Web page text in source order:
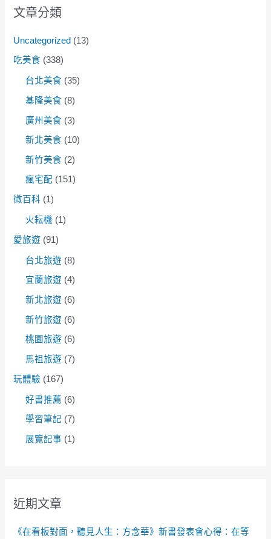
文章分類
Uncategorized (13)
吃美食 (338)
台北美食 (35)
基隆美食 (8)
廣州美食 (3)
新北美食 (10)
新竹美食 (2)
瘋宅配 (151)
微百科 (1)
火耘機 (1)
愛旅遊 (91)
台北旅遊 (8)
宜蘭旅遊 (4)
新北旅遊 (6)
新竹旅遊 (6)
桃園旅遊 (6)
馬祖旅遊 (7)
玩體驗 (167)
好書推薦 (6)
學習筆記 (7)
展覽記事 (1)
近期文章
《在看板對面，聽見人生：方念華》新書發表會心得：在等